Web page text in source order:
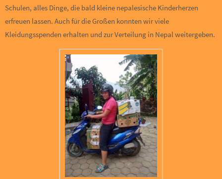
Schulen, alles Dinge, die bald kleine nepalesische Kinderherzen
erfreuen lassen. Auch für die Großen konnten wir viele
Kleidungsspenden erhalten und zur Verteilung in Nepal weitergeben.